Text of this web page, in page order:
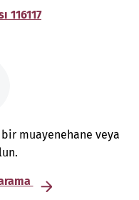
116117
muayenehane veya